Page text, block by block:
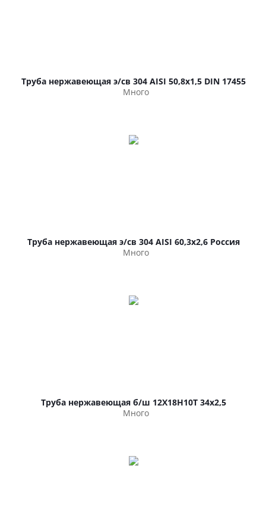
Труба нержавеющая э/св 304 AISI 50,8х1,5 DIN 17455
Много
Труба нержавеющая э/св 304 AISI 60,3х2,6 Россия
Много
Труба нержавеющая б/ш 12Х18Н10Т 34х2,5
Много